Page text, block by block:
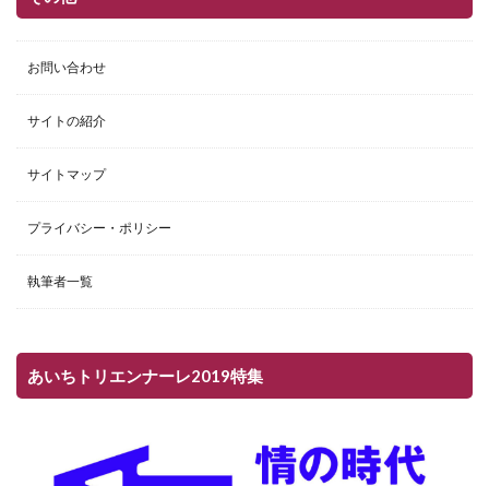
お問い合わせ
サイトの紹介
サイトマップ
プライバシー・ポリシー
執筆者一覧
あいちトリエンナーレ2019特集